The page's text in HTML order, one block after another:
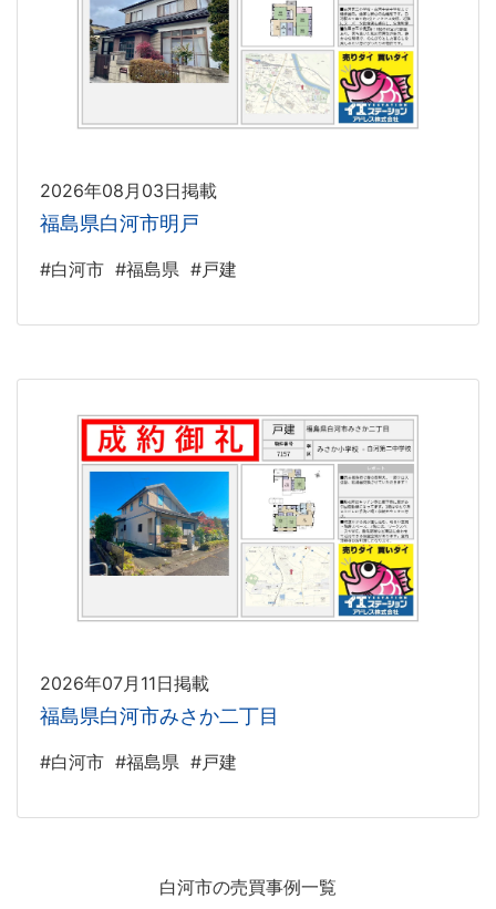
2026年08月03日掲載
福島県白河市明戸
#白河市 #福島県 #戸建
2026年07月11日掲載
福島県白河市みさか二丁目
#白河市 #福島県 #戸建
白河市の売買事例一覧